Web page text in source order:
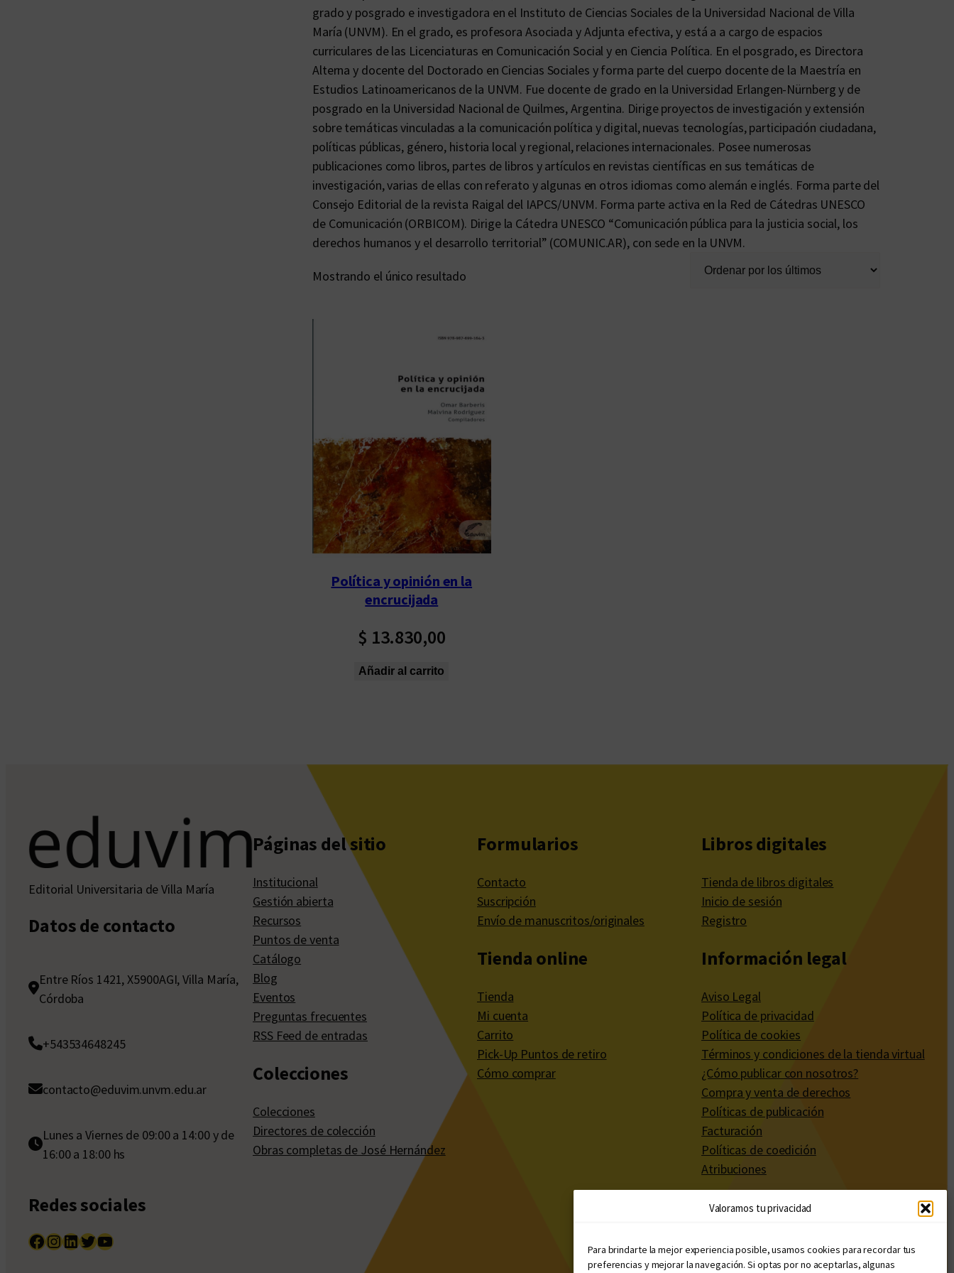
Valoramos tu privacidad
Para brindarte la mejor experiencia posible, usamos cookies para recordar tus
preferencias y mejorar la navegación. Si optas por no aceptarlas, algunas
grado y posgrado e investigadora en el Instituto de Ciencias Sociales de la Universidad Nacional de Villa
María (UNVM). En el grado, es profesora Asociada y Adjunta efectiva, y está a a cargo de espacios
curriculares de las Licenciaturas en Comunicación Social y en Ciencia Política. En el posgrado, es Directora
Alterna y docente del Doctorado en Ciencias Sociales y forma parte del cuerpo docente de la Maestría en
Estudios Latinoamericanos de la UNVM. Fue docente de grado en la Universidad Erlangen-Nürnberg y de
posgrado en la Universidad Nacional de Quilmes, Argentina. Dirige proyectos de investigación y extensión
sobre temáticas vinculadas a la comunicación política y digital, nuevas tecnologías, participación ciudadana,
políticas públicas, género, historia local y regional, relaciones internacionales. Posee numerosas
publicaciones como libros, partes de libros y artículos en revistas científicas en sus temáticas de
investigación, varias de ellas con referato y algunas en otros idiomas como alemán e inglés. Forma parte del
Consejo Editorial de la revista Raigal del IAPCS/UNVM. Forma parte activa en la Red de Cátedras UNESCO
de Comunicación (ORBICOM). Dirige la Cátedra UNESCO “Comunicación pública para la justicia social, los
derechos humanos y el desarrollo territorial” (COMUNIC.AR), con sede en la UNVM.
Mostrando el único resultado
Política y opinión en la
encrucijada
$ 13.830,00
Añadir al carrito
Editorial Universitaria de Villa María
Datos de contacto
Entre Ríos 1421, X5900AGI, Villa María,
Córdoba
+543534648245
contacto@eduvim.unvm.edu.ar
Lunes a Viernes de 09:00 a 14:00 y de
16:00 a 18:00 hs
Redes sociales
Facebook InstagramLinkedIn Twitter YouTube
Páginas del sitio
Institucional
Gestión abierta
Recursos
Puntos de venta
Catálogo
Blog
Eventos
Preguntas frecuentes
RSS Feed de entradas
Colecciones
Colecciones
Directores de colección
Obras completas de José Hernández
Formularios
Contacto
Suscripción
Envío de manuscritos/originales
Tienda online
Tienda
Mi cuenta
Carrito
Pick-Up Puntos de retiro
Cómo comprar
Libros digitales
Tienda de libros digitales
Inicio de sesión
Registro
Información legal
Aviso Legal
Política de privacidad
Política de cookies
Términos y condiciones de la tienda virtual
¿Cómo publicar con nosotros?
Compra y venta de derechos
Políticas de publicación
Facturación
Políticas de coedición
Atribuciones